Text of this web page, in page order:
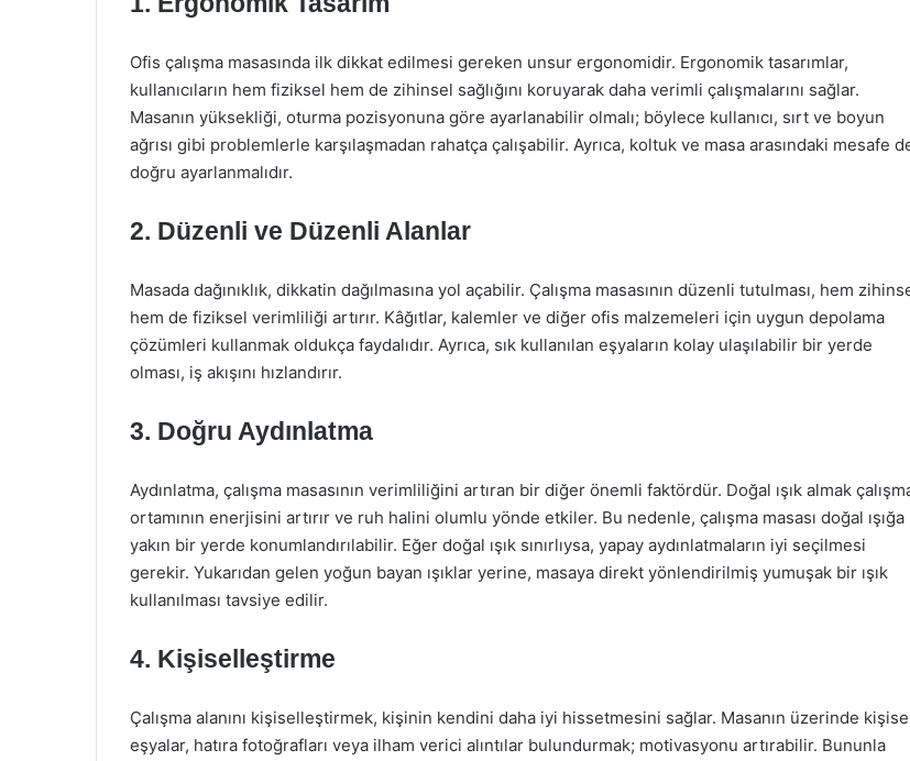
Ofis çalışma masasında ilk dikkat edilmesi gereken unsur ergonomidir. Ergonomik tasarımlar,
kullanıcıların hem fiziksel hem de zihinsel sağlığını koruyarak daha verimli çalışmalarını sağlar.
Masanın yüksekliği, oturma pozisyonuna göre ayarlanabilir olmalı; böylece kullanıcı, sırt ve boyun
ağrısı gibi problemlerle karşılaşmadan rahatça çalışabilir. Ayrıca, koltuk ve masa arasındaki mesafe
doğru ayarlanmalıdır.
2. Düzenli ve Düzenli Alanlar
Masada dağınıklık, dikkatin dağılmasına yol açabilir. Çalışma masasının düzenli tutulması, hem
hem de fiziksel verimliliği artırır. Kâğıtlar, kalemler ve diğer ofis malzemeleri için uygun depolama
çözümleri kullanmak oldukça faydalıdır. Ayrıca, sık kullanılan eşyaların kolay ulaşılabilir bir yerde
olması, iş akışını hızlandırır.
3. Doğru Aydınlatma
Aydınlatma, çalışma masasının verimliliğini artıran bir diğer önemli faktördür. Doğal ışık almak
ortamının enerjisini artırır ve ruh halini olumlu yönde etkiler. Bu nedenle, çalışma masası doğal ışığa
yakın bir yerde konumlandırılabilir. Eğer doğal ışık sınırlıysa, yapay aydınlatmaların iyi seçilmesi
gerekir. Yukarıdan gelen yoğun bayan ışıklar yerine, masaya direkt yönlendirilmiş yumuşak bir ışık
kullanılması tavsiye edilir.
4. Kişiselleştirme
Çalışma alanını kişiselleştirmek, kişinin kendini daha iyi hissetmesini sağlar. Masanın üzerinde
eşyalar, hatıra fotoğrafları veya ilham verici alıntılar bulundurmak; motivasyonu artırabilir. Bununla